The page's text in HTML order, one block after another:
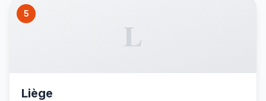
5
L
Liège